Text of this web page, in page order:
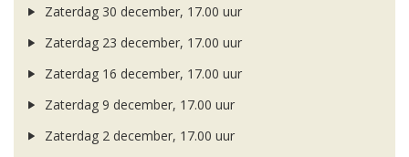
Zaterdag 30 december, 17.00 uur
Zaterdag 23 december, 17.00 uur
Zaterdag 16 december, 17.00 uur
Zaterdag 9 december, 17.00 uur
Zaterdag 2 december, 17.00 uur